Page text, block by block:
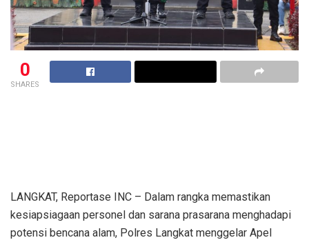
0
SHARES
LANGKAT, Reportase INC – Dalam rangka memastikan
kesiapsiagaan personel dan sarana prasarana menghadapi
potensi bencana alam, Polres Langkat menggelar Apel